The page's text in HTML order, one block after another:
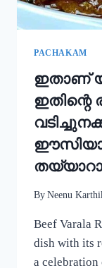
|
PACHAKAM
ഇതാണ്
ഇതിന്റെ
By Neenu
Beef Varala
dish with its
a celebration